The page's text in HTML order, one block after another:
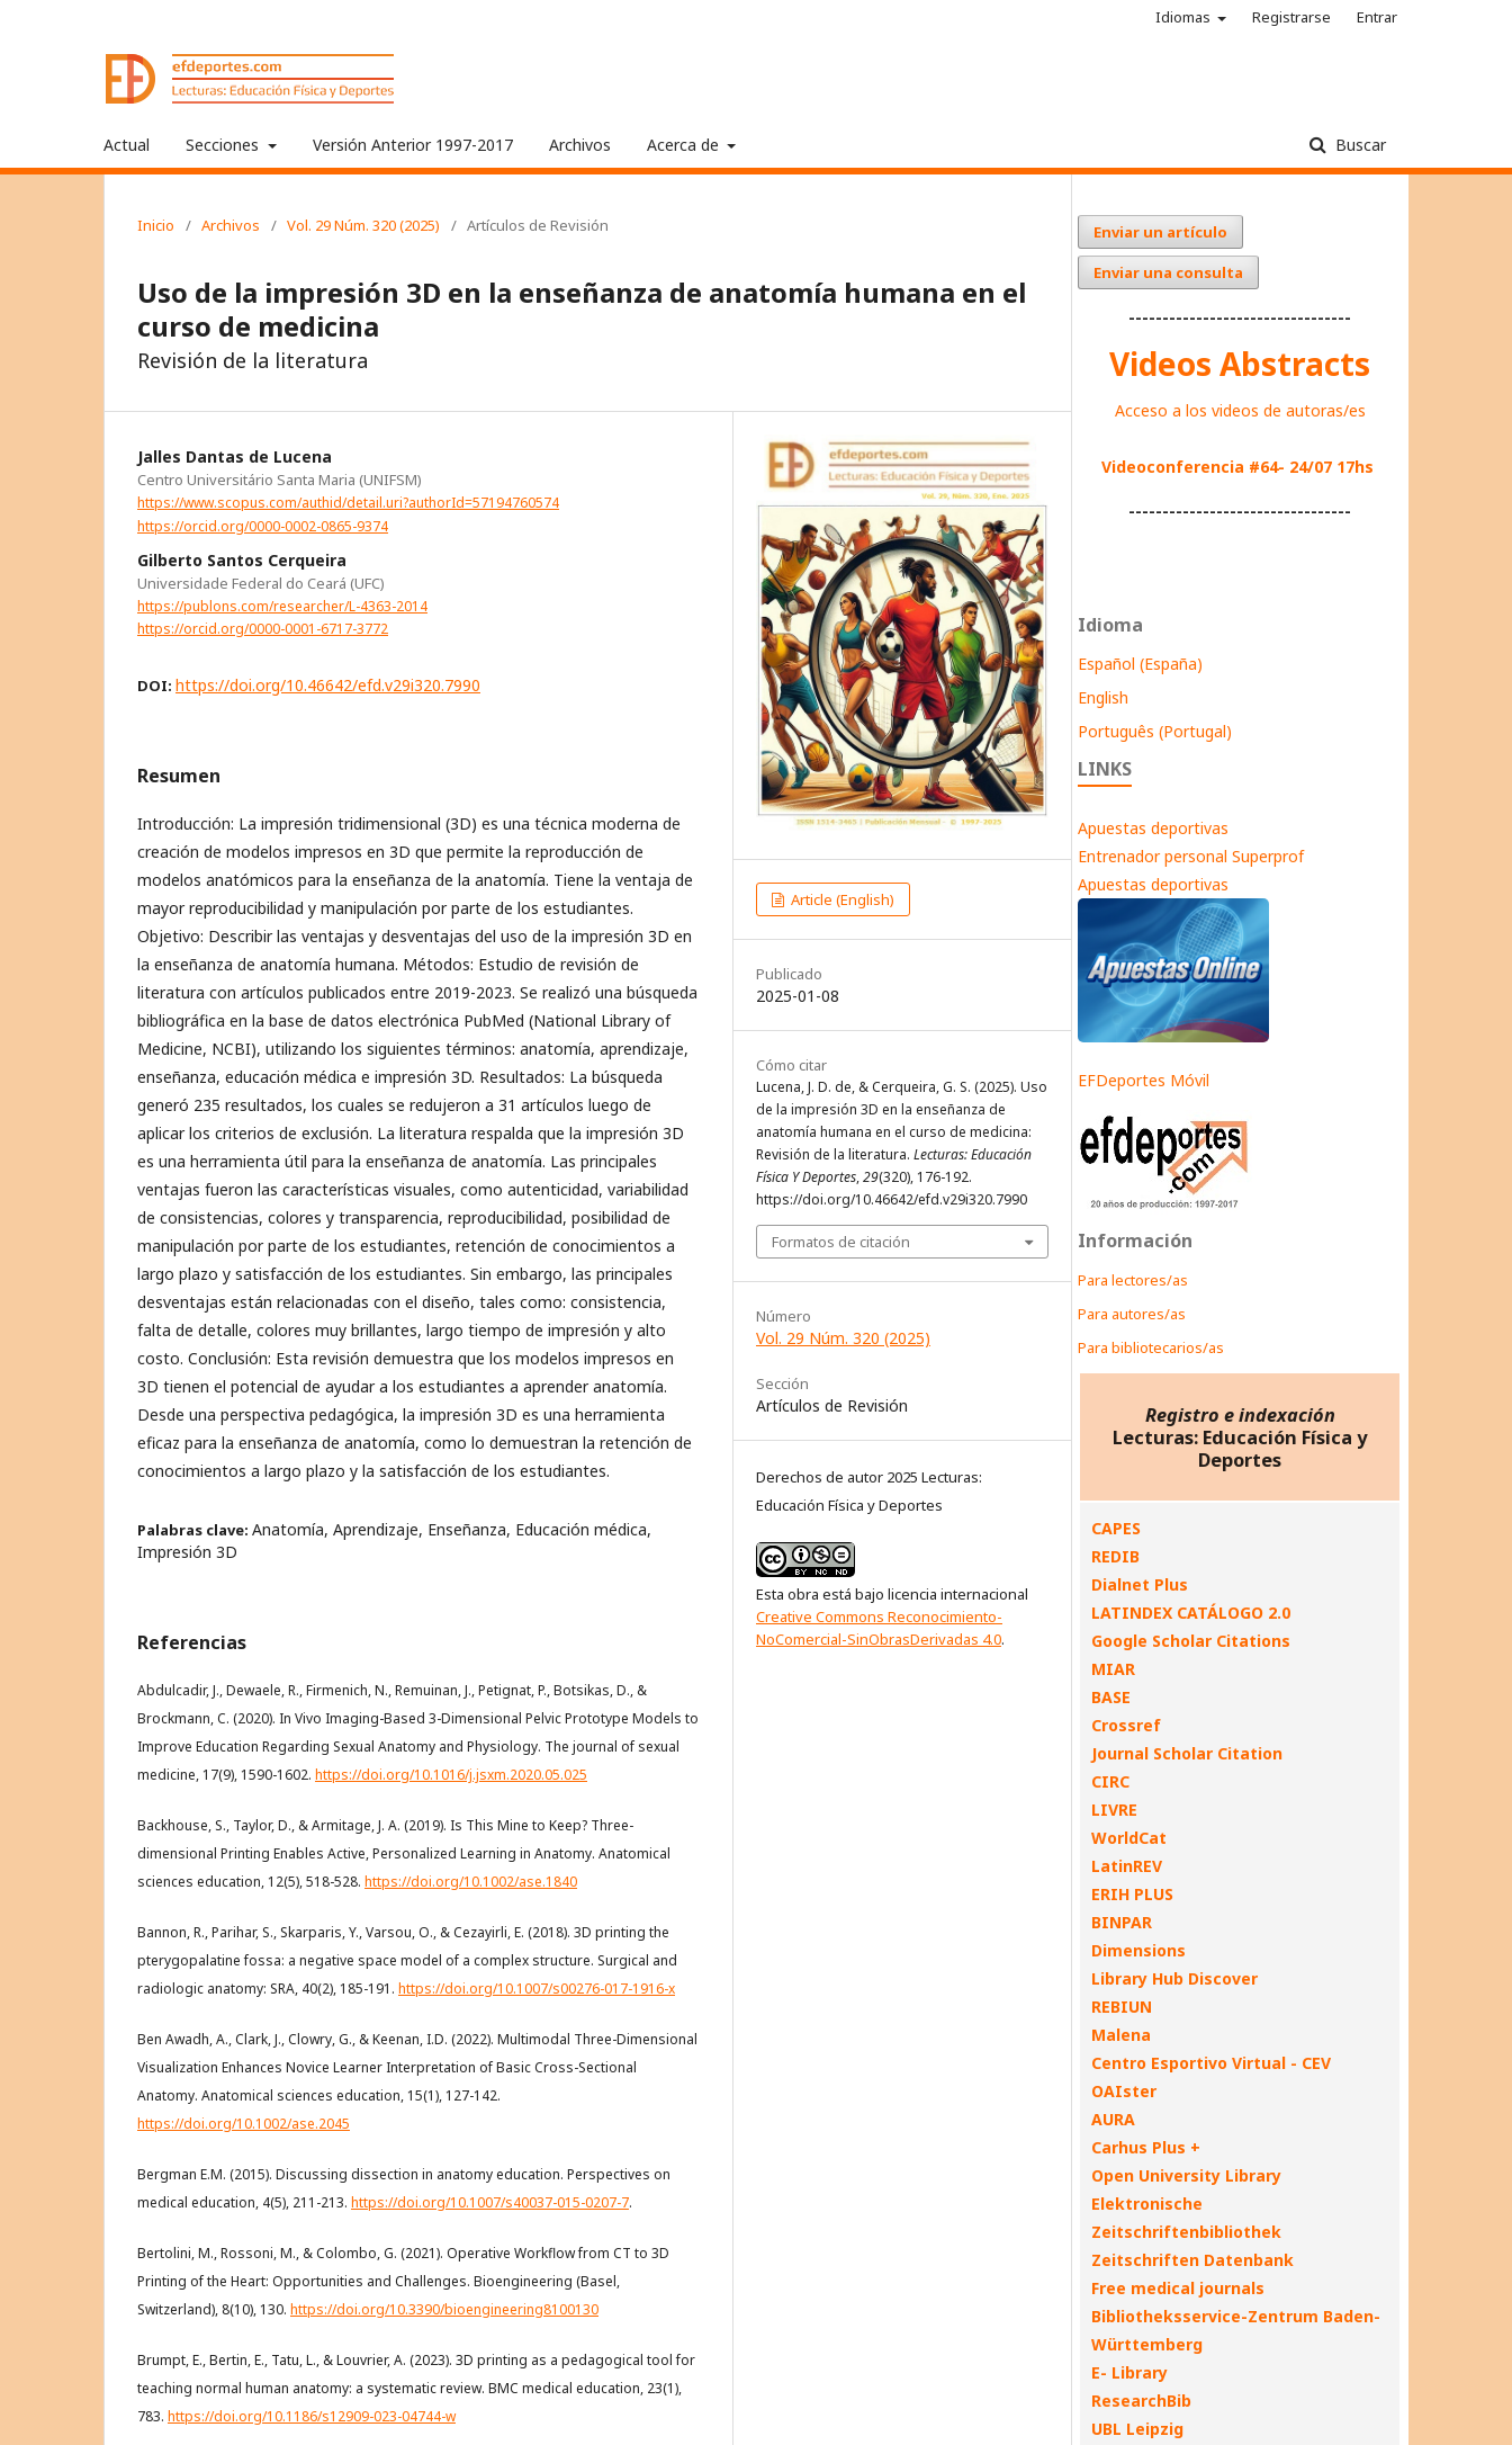
Actual Secciones Versión Anterior 1997-2017 Archivos Acerca de Buscar
Idiomas Registrarse Entrar
Inicio / Archivos / Vol. 29 Núm. 320 (2025) / Artículos de Revisión
Uso de la impresión 3D en la enseñanza de anatomía humana en el
curso de medicina
Revisión de la literatura
Jalles Dantas de Lucena
Centro Universitário Santa Maria (UNIFSM)
https://www.scopus.com/authid/detail.uri?authorId=57194760574
https://orcid.org/0000-0002-0865-9374
Gilberto Santos Cerqueira
Universidade Federal do Ceará (UFC)
https://publons.com/researcher/L-4363-2014
https://orcid.org/0000-0001-6717-3772
DOI: https://doi.org/10.46642/efd.v29i320.7990
Resumen
Introducción: La impresión tridimensional (3D) es una técnica moderna de
creación de modelos impresos en 3D que permite la reproducción de
modelos anatómicos para la enseñanza de la anatomía. Tiene la ventaja de
mayor reproducibilidad y manipulación por parte de los estudiantes.
Objetivo: Describir las ventajas y desventajas del uso de la impresión 3D en
la enseñanza de anatomía humana. Métodos: Estudio de revisión de
literatura con artículos publicados entre 2019-2023. Se realizó una búsqueda
bibliográfica en la base de datos electrónica PubMed (National Library of
Medicine, NCBI), utilizando los siguientes términos: anatomía, aprendizaje,
enseñanza, educación médica e impresión 3D. Resultados: La búsqueda
generó 235 resultados, los cuales se redujeron a 31 artículos luego de
aplicar los criterios de exclusión. La literatura respalda que la impresión 3D
es una herramienta útil para la enseñanza de anatomía. Las principales
ventajas fueron las características visuales, como autenticidad, variabilidad
de consistencias, colores y transparencia, reproducibilidad, posibilidad de
manipulación por parte de los estudiantes, retención de conocimientos a
largo plazo y satisfacción de los estudiantes. Sin embargo, las principales
desventajas están relacionadas con el diseño, tales como: consistencia,
falta de detalle, colores muy brillantes, largo tiempo de impresión y alto
costo. Conclusión: Esta revisión demuestra que los modelos impresos en
3D tienen el potencial de ayudar a los estudiantes a aprender anatomía.
Desde una perspectiva pedagógica, la impresión 3D es una herramienta
eficaz para la enseñanza de anatomía, como lo demuestran la retención de
conocimientos a largo plazo y la satisfacción de los estudiantes.
Palabras clave: Anatomía, Aprendizaje, Enseñanza, Educación médica,
Impresión 3D
Referencias
Abdulcadir, J., Dewaele, R., Firmenich, N., Remuinan, J., Petignat, P., Botsikas, D., &
Brockmann, C. (2020). In Vivo Imaging-Based 3-Dimensional Pelvic Prototype Models to
Improve Education Regarding Sexual Anatomy and Physiology. The journal of sexual
medicine, 17(9), 1590-1602. https://doi.org/10.1016/j.jsxm.2020.05.025
Backhouse, S., Taylor, D., & Armitage, J. A. (2019). Is This Mine to Keep? Three-
dimensional Printing Enables Active, Personalized Learning in Anatomy. Anatomical
sciences education, 12(5), 518-528. https://doi.org/10.1002/ase.1840
Bannon, R., Parihar, S., Skarparis, Y., Varsou, O., & Cezayirli, E. (2018). 3D printing the
pterygopalatine fossa: a negative space model of a complex structure. Surgical and
radiologic anatomy: SRA, 40(2), 185-191. https://doi.org/10.1007/s00276-017-1916-x
Ben Awadh, A., Clark, J., Clowry, G., & Keenan, I.D. (2022). Multimodal Three-Dimensional
Visualization Enhances Novice Learner Interpretation of Basic Cross-Sectional
Anatomy. Anatomical sciences education, 15(1), 127-142.
https://doi.org/10.1002/ase.2045
Bergman E.M. (2015). Discussing dissection in anatomy education. Perspectives on
medical education, 4(5), 211-213. https://doi.org/10.1007/s40037-015-0207-7.
Bertolini, M., Rossoni, M., & Colombo, G. (2021). Operative Workflow from CT to 3D
Printing of the Heart: Opportunities and Challenges. Bioengineering (Basel,
Switzerland), 8(10), 130. https://doi.org/10.3390/bioengineering8100130
Brumpt, E., Bertin, E., Tatu, L., & Louvrier, A. (2023). 3D printing as a pedagogical tool for
teaching normal human anatomy: a systematic review. BMC medical education, 23(1),
783. https://doi.org/10.1186/s12909-023-04744-w
Article (English)
Publicado
2025-01-08
Cómo citar
Lucena, J. D. de, & Cerqueira, G. S. (2025). Uso
de la impresión 3D en la enseñanza de
anatomía humana en el curso de medicina:
Revisión de la literatura. Lecturas: Educación
Física Y Deportes,29(320), 176-192.
https://doi.org/10.46642/efd.v29i320.7990
Formatos de citación
Número
Vol. 29 Núm. 320 (2025)
Sección
Artículos de Revisión
Derechos de autor 2025 Lecturas:
Educación Física y Deportes
Esta obra está bajo licencia internacional
Creative Commons Reconocimiento-
NoComercial-SinObrasDerivadas 4.0.
Enviar un artículo
Enviar una consulta
---------------------------------
Videos Abstracts
Acceso a los videos de autoras/es
Videoconferencia #64- 24/07 17hs
---------------------------------
Idioma
Español (España)
English
Português (Portugal)
LINKS
Apuestas deportivas
Entrenador personal Superprof
Apuestas deportivas
EFDeportes Móvil
Información
Para lectores/as
Para autores/as
Para bibliotecarios/as
Registro e indexación
Lecturas: Educación Física y
Deportes
CAPES
REDIB
Dialnet Plus
LATINDEX CATÁLOGO 2.0
Google Scholar Citations
MIAR
BASE
Crossref
Journal Scholar Citation
CIRC
LIVRE
WorldCat
LatinREV
ERIH PLUS
BINPAR
Dimensions
Library Hub Discover
REBIUN
Malena
Centro Esportivo Virtual - CEV
OAIster
AURA
Carhus Plus +
Open University Library
Elektronische
Zeitschriftenbibliothek
Zeitschriften Datenbank
Free medical journals
Bibliotheksservice-Zentrum Baden-
Württemberg
E- Library
ResearchBib
UBL Leipzig